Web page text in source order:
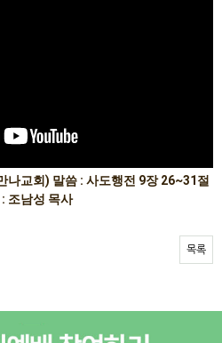
교회) 말씀 : 사도행전 9장 26~31절
조남성 목사
목록